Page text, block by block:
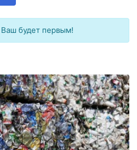
будет первым!